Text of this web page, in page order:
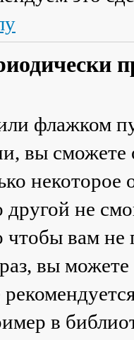
флажком
, вы сможете
некоторое
не
вам не
вы
в